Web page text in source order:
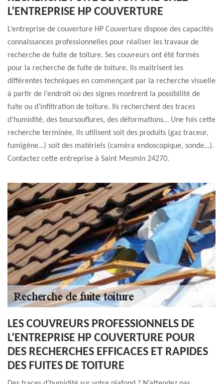
L’ENTREPRISE HP COUVERTURE
L’entreprise de couverture HP Couverture dispose des capacités
connaissances professionnelles pour réaliser les travaux de
recherche de fuite de toiture. Ses couvreurs ont été formés
pour la recherche de fuite de toiture. Ils maitrisent les
différentes techniques en commençant par la recherche visuelle
à partir de l’endroit où des signes montrent la possibilité de
fuite ou d’infiltration de toiture. Ils recherchent des traces
d’humidité, des boursouflures, des déformations… Une fois cette
recherche terminée, ils utilisent soit des produits (gaz traceur,
fumigène…) soit des matériels (caméra endoscopique, sonde…).
Contactez cette entreprise à Saint Mesmin 24270.
LES COUVREURS PROFESSIONNELS DE
L’ENTREPRISE HP COUVERTURE POUR
DES RECHERCHES EFFICACES ET RAPIDES
DES FUITES DE TOITURE